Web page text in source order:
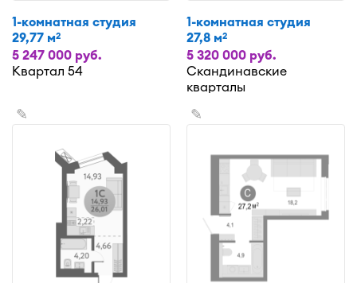
1-комнатная студия
29,77 м2
5 247 000 руб.
Квартал 54
1-комнатная студия
27,8 м2
5 320 000 руб.
Скандинавские
кварталы
✎ ✎